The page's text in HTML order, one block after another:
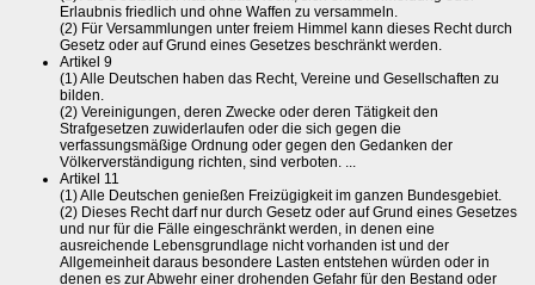
Erlaubnis friedlich und ohne Waffen zu versammeln.
(2) Für Versammlungen unter freiem Himmel kann dieses Recht durch
Gesetz oder auf Grund eines Gesetzes beschränkt werden.
Artikel 9
(1) Alle Deutschen haben das Recht, Vereine und Gesellschaften zu
bilden.
(2) Vereinigungen, deren Zwecke oder deren Tätigkeit den
Strafgesetzen zuwiderlaufen oder die sich gegen die
verfassungsmäßige Ordnung oder gegen den Gedanken der
Völkerverständigung richten, sind verboten. ...
Artikel 11
(1) Alle Deutschen genießen Freizügigkeit im ganzen Bundesgebiet.
(2) Dieses Recht darf nur durch Gesetz oder auf Grund eines Gesetzes
und nur für die Fälle eingeschränkt werden, in denen eine
ausreichende Lebensgrundlage nicht vorhanden ist und der
Allgemeinheit daraus besondere Lasten entstehen würden oder in
denen es zur Abwehr einer drohenden Gefahr für den Bestand oder